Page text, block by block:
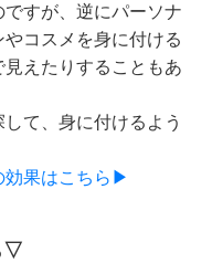
すが、逆にパーソナ
コスメを身に付ける
えたりすることもあ
て、身に付けるよう
効果はこちら▶
▽